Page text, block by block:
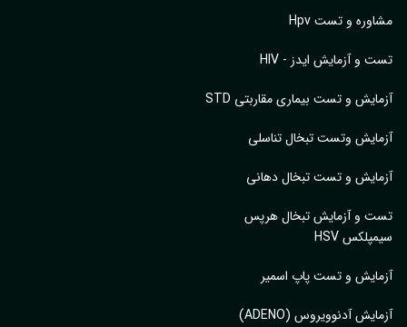
مشاوره و تست Hpv
تست و آزمایش ایدز - HIV
آزمایش و تست بیماری مقاربتی STD
آزمایش وتست تبخال تناسلی
آزمایش و تست تبخال دهانی
تست و آزمایش تبخال هرپس
سیمپلکس HSV
آزمایش و تست پاپ اسمیر
آزمایش آدنوویروس (ADENO)